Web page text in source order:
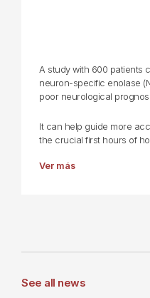
A study with 600 patients
neuron-specific enolase
poor neurological
It can help guide more
the crucial first hours of
Ver más
See all news